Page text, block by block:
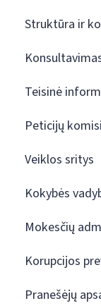
Struktūra ir
Teisinė
Peticijų
Veiklos sritys
Kokybės
Mokesčių
Korupcijos
Pranešėjų